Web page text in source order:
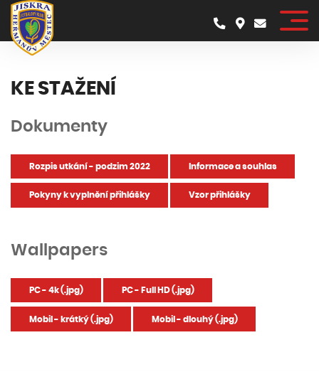
KE STAŽENÍ
Dokumenty
Rozpis utkání - podzim 2022 Informace a souhlas
Pokyny k vyplnění přihlášky Vzor přihlášky
Wallpapers
PC - 4k (.jpg) PC - Full HD (.jpg)
Mobil - krátký (.jpg) Mobil - dlouhý (.jpg)